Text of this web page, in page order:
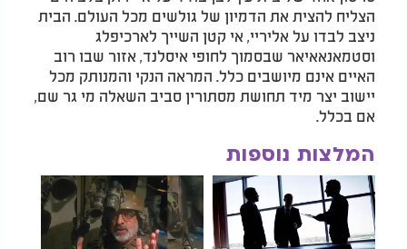
הצליח להצית את הדמיון של גולשים מכל העולם. הבית
ניצב לבדו על אליריי, אי קטן השייך לארכיפלג
וסטמאנאאיאר שבסמוך לחופי איסלנד, אזור שבו רוב
האיים אינם מיושבים כלל. המראה הנקי והמנותק מכל
יישוב יצר מיד תחושת מסתורין סביב השאלה מי גר שם,
אם בכלל.​
המלצות נוספות